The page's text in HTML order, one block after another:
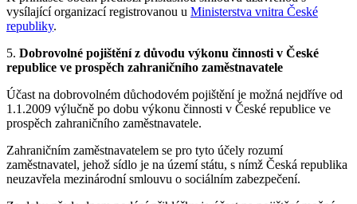
vysílající organizací registrovanou u Ministerstva vnitra České
republiky.
5. Dobrovolné pojištění z důvodu výkonu činnosti v České
republice ve prospěch zahraničního zaměstnavatele
Účast na dobrovolném důchodovém pojištění je možná nejdříve od
1.1.2009 výlučně po dobu výkonu činnosti v České republice ve
prospěch zahraničního zaměstnavatele.
Zahraničním zaměstnavatelem se pro tyto účely rozumí
zaměstnavatel, jehož sídlo je na území státu, s nímž Česká republika
neuzavřela mezinárodní smlouvu o sociálním zabezpečení.